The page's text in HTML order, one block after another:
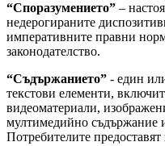
“Споразумението” –
недерогираните
императивните правни
законодателство.
“Съдържанието” - един
текстови елементи,
видеоматериали,
мултимедийно съдържание
Потребителите